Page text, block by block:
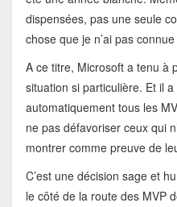
dispensées, pas une seule
chose que je n’ai pas
A ce titre, Microsoft a tenu à
situation si particulière. Et il
automatiquement tous les
ne pas défavoriser ceux qui
montrer comme preuve de
C’est une décision sage et
le côté de la route des MVP